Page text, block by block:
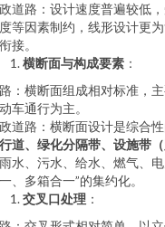
道路：设计速度普遍较低
等因素制约，线形设计更
接。
横断面与构成要素 ：
：横断面组成相对标准，
车通行为主。
道路：横断面设计是综合
道、绿化分隔带、设施带
水、污水、给水、燃气、
、多箱合一”的集约化。
交叉口处理 ：